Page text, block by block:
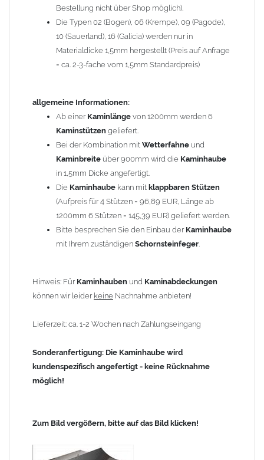
Zum Bild vergößern, bitte auf das Bild klicken!
Bestellung nicht über Shop möglich).
Die Typen 02 (Bogen), 06 (Krempe), 09 (Pagode),
10 (Sauerland), 16 (Galicia) werden nur in
Materialdicke 1,5mm hergestellt (Preis auf Anfrage
= ca. 2-3-fache vom 1,5mm Standardpreis)
allgemeine Informationen:
Ab einer Kaminlänge von 1200mm werden 6
Kaminstützen geliefert.
Bei der Kombination mit Wetterfahne und
Kaminbreite über 900mm wird die Kaminhaube
in 1,5mm Dicke angefertigt.
Die Kaminhaube kann mit klappbaren Stützen
(Aufpreis für 4 Stützen = 96,89 EUR, Länge ab
1200mm 6 Stützen = 145,39 EUR) geliefert werden.
Bitte besprechen Sie den Einbau der Kaminhaube
mit Ihrem zuständigen Schornsteinfeger.
Hinweis: Für Kaminhauben und Kaminabdeckungen
können wir leider keine Nachnahme anbieten!
Lieferzeit: ca. 1-2 Wochen nach Zahlungseingang
Sonderanfertigung: Die Kaminhaube wird
kundenspezifisch angefertigt - keine Rücknahme
möglich!
Zum Bild vergößern, bitte auf das Bild klicken!